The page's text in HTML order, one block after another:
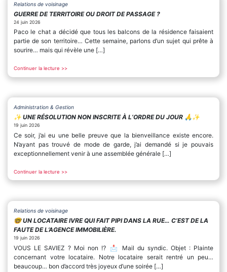
Relations de voisinage
GUERRE DE TERRITOIRE OU DROIT DE PASSAGE ?
24 juin 2026
Paco le chat a décidé que tous les balcons de la résidence faisaient
partie de son territoire… Cette semaine, parlons d’un sujet qui prête à
sourire… mais qui révèle une […]
Continuer la lecture >>
Administration & Gestion
✨️ UNE RÉSOLUTION NON INSCRITE À L’ORDRE DU JOUR 🙏✨️
19 juin 2026
Ce soir, j’ai eu une belle preuve que la bienveillance existe encore.
N’ayant pas trouvé de mode de garde, j’ai demandé si je pouvais
exceptionnellement venir à une assemblée générale […]
Continuer la lecture >>
Relations de voisinage
🤓 UN LOCATAIRE IVRE QUI FAIT PIPI DANS LA RUE… C’EST DE LA
FAUTE DE L’AGENCE IMMOBILIÈRE.
19 juin 2026
VOUS LE SAVIEZ ? Moi non ⁉️ 📩 Mail du syndic. Objet : Plainte
concernant votre locataire. Notre locataire serait rentré un peu…
beaucoup… bon d’accord très joyeux d’une soirée […]